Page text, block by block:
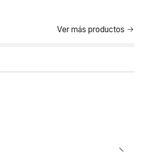
Ver más productos